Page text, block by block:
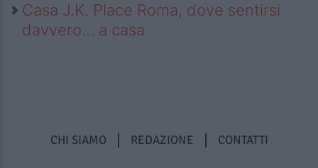
Casa J.K. Place Roma, dove sentirsi
davvero… a casa
CHI SIAMO REDAZIONE CONTATTI